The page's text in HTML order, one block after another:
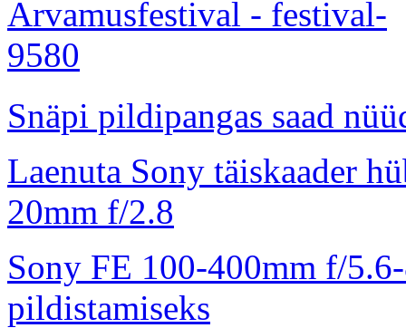
Snäpi pildipangas saad
Laenuta Sony täiskaader
20mm f/2.8
Sony FE 100-400mm f/
pildistamiseks